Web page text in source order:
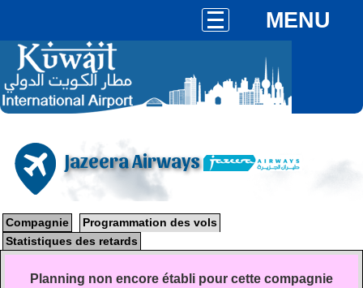
MENU
Jazeera Airways
Compagnie
Programmation des vols
Statistiques des retards
Planning non encore établi pour cette compagnie